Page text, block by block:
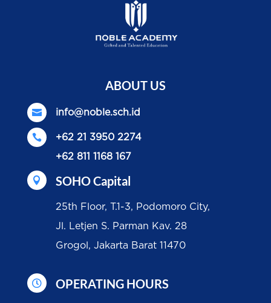
ABOUT US
 info@noble.sch.id

+62 21 3950 2274
+62 811 1168 167
 SOHO Capital
25th Floor, T.1-3, Podomoro City,
Jl. Letjen S. Parman Kav. 28
Grogol, Jakarta Barat 11470
 OPERATING HOURS